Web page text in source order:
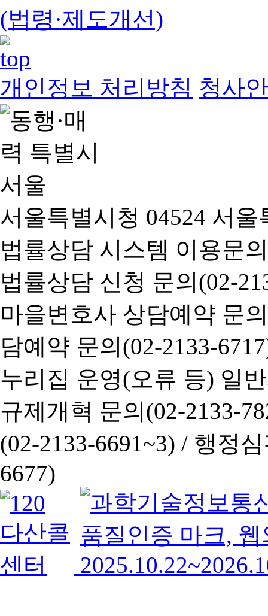
(법령·제도개선)
개인정보 처리방침 청사
서울특별시청 04524 서
법률상담 시스템 이용문
법률상담 신청 문의(02-
마을변호사 상담예약 문
담예약 문의(02-2133-
누리집 운영(오류 등) 일
규제개혁 문의(02-2133-
(02-2133-6691~3) / 행정심
6677)